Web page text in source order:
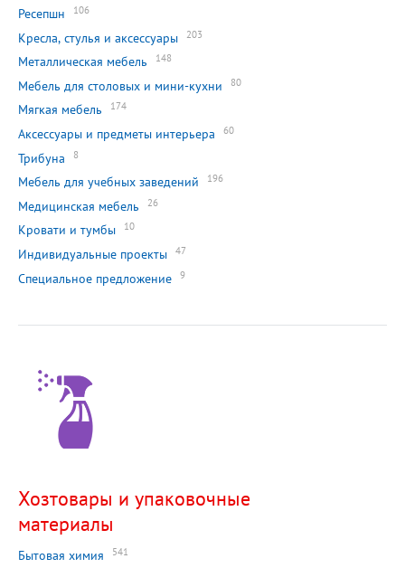
Ресепшн 106
Кресла, стулья и аксессуары 203
Металлическая мебель 148
Мебель для столовых и мини-кухни 80
Мягкая мебель 174
Аксессуары и предметы интерьера 60
Трибуна 8
Мебель для учебных заведений 196
Медицинская мебель 26
Кровати и тумбы 10
Индивидуальные проекты 47
Специальное предложение 9
Хозтовары и упаковочные
материалы
Бытовая химия 541